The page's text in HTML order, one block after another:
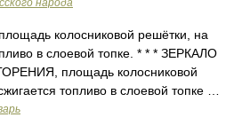
народа
колосниковой решётки, на
в слоевой топке. * * * ЗЕРКАЛО
площадь колосниковой
топливо в слоевой топке …